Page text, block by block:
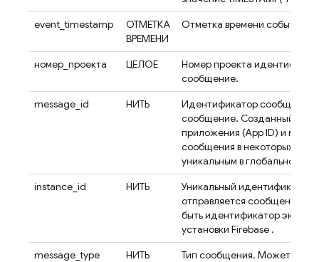
event_timestamp
ОТМЕТКА
ВРЕМЕНИ
Отметка времени события,
номер_проекта ЦЕЛОЕ
Номер проекта
сообщение.
message_id
НИТЬ
Идентификатор сообщения
сообщение. Созданный на
приложения (App ID) и
сообщения в некоторых
уникальным в глобальном
instance_id
НИТЬ
Уникальный идентификатор
отправляется сообщение
быть идентификатор
установки Firebase .
message_type
НИТЬ
Тип сообщения. Может быть